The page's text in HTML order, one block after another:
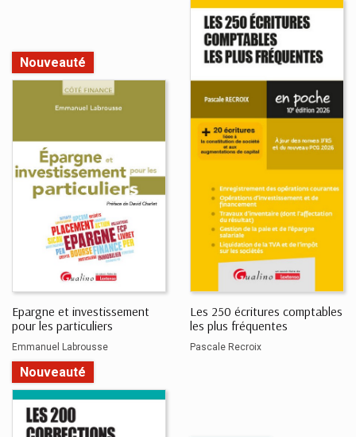
Epargne et investissement
pour les particuliers
Emmanuel Labrousse
Nouveauté
Les 250 écritures comptables
les plus fréquentes
Pascale Recroix
Nouveauté